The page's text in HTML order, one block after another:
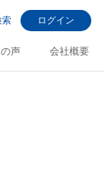
索 ログイン
声 会社概要